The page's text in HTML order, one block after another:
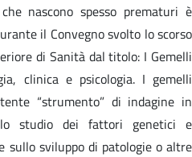
nascono spesso prematuri è
il Convegno svolto lo scorso
di Sanità dal titolo: I Gemelli
clinica e psicologia. I gemelli
“strumento” di indagine in
lo studio dei fattori genetici e
sullo sviluppo di patologie o altre